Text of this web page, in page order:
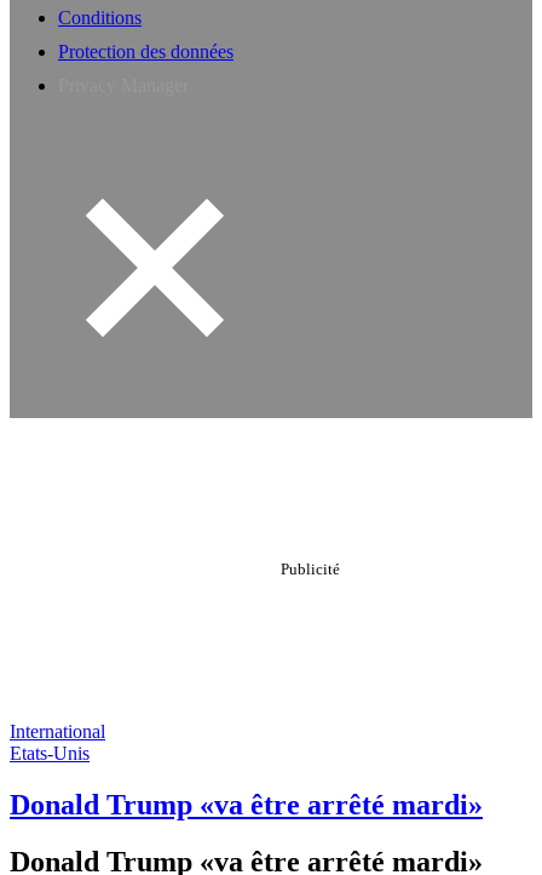
Conditions
Protection des données
International
Etats-Unis
Donald Trump «va être arrêté mardi»
Donald Trump «va être arrêté mardi»